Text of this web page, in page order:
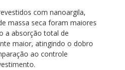
com nanoargila,
massa seca foram maiores
a absorção total de
maior, atingindo o dobro
ao controle